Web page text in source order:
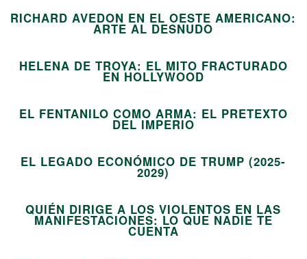
RICHARD AVEDON EN EL OESTE AMERICANO:
ARTE AL DESNUDO
HELENA DE TROYA: EL MITO FRACTURADO
EN HOLLYWOOD
EL FENTANILO COMO ARMA: EL PRETEXTO
DEL IMPERIO
EL LEGADO ECONÓMICO DE TRUMP (2025-
2029)
QUIÉN DIRIGE A LOS VIOLENTOS EN LAS
MANIFESTACIONES: LO QUE NADIE TE
CUENTA